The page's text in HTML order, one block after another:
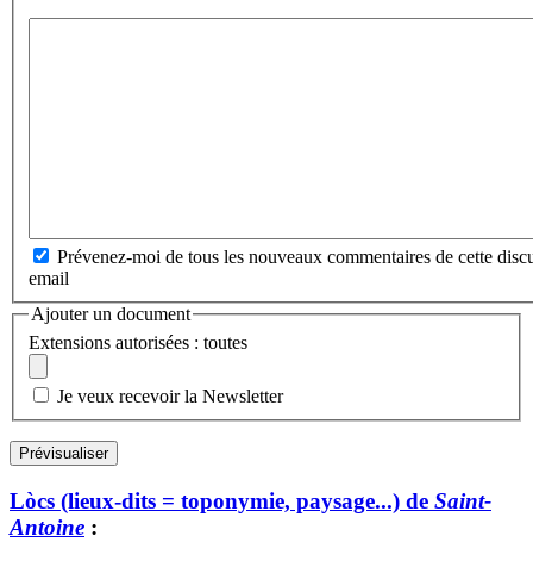
Prévenez-moi de tous les nouveaux commentaires de cette
email
Ajouter un document
Extensions autorisées : toutes
Je veux recevoir la Newsletter
Lòcs (lieux-dits = toponymie, paysage...) de Saint-
Antoine :